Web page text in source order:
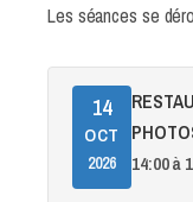
Les séances se
14
OCT
2026
RESTAUREZ ET COLORISEZ VOS
14:00 à